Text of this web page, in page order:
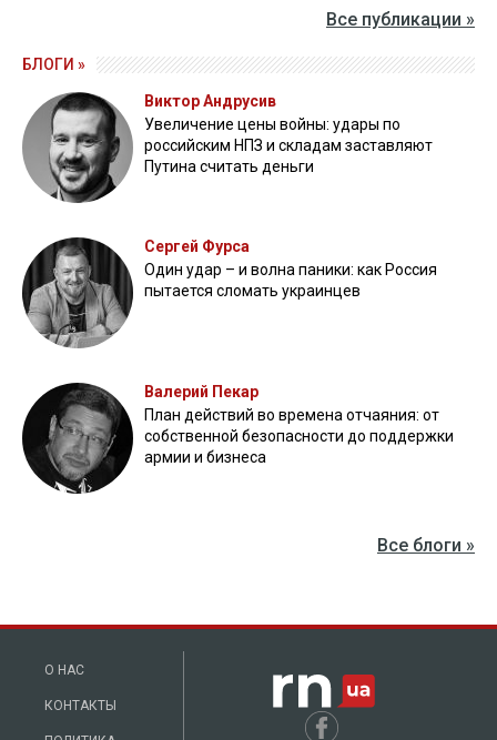
Пограничники показали уничтожение вражеской техники и
ликвидацию группы оккупантов
Пограничники показали, как уничтожили девять российских